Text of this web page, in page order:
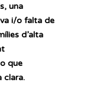
una
i/o falta de
d’alta
que
clara.